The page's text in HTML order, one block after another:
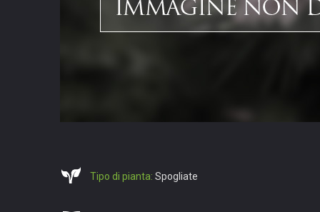
Tipo di pianta: Spogliate